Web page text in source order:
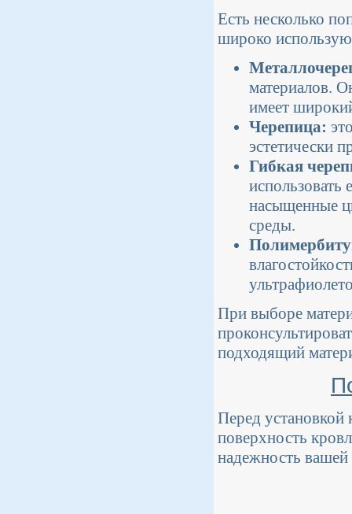
Есть несколько
широко
материалов.
имеет
Черепица:
эстетически
Гибкая
насыщенные
среды.
При выборе
подходящий
Перед установкой
поверхность
надежность вашей